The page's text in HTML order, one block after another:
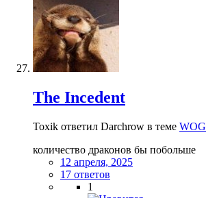
The Incedent
Toxik ответил Darchrow в теме WOG
количество драконов бы побольше
12 апреля, 2025
17 ответов
1